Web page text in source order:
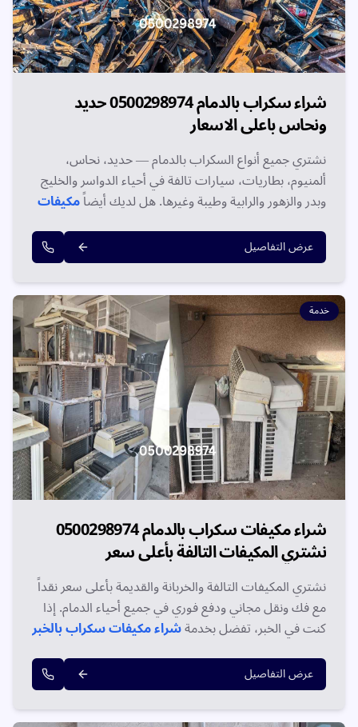
شراء سكراب بالدمام 0500298974 حديد
ونحاس باعلى الاسعار
نشتري جميع أنواع السكراب بالدمام — حديد، نحاس،
ألمنيوم، بطاريات، سيارات تالفة في أحياء الدواسر والخليج
وبدر والزهور والرابية وطيبة وغيرها. هل لديك أيضاًمكيفات
مجاني، دفع فوري. اتصل الآن على 0500298974!
عرض التفاصيل
خدمة
شراء مكيفات سكراب بالدمام 0500298974
نشتري المكيفات التالفة بأعلى سعر
نشتري المكيفات التالفة والخربانة والقديمة بأعلى سعر نقداً
مع فك ونقل مجاني ودفع فوري في جميع أحياء الدمام. إذا
كنت في الخبر، تفضل بخدمةشراء مكيفات سكراب بالخبر
عرض التفاصيل